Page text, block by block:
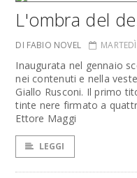
L'ombra del
DI FABIO NOVEL
Inaugurata nel gennaio
nei contenuti e nella
Giallo Rusconi. Il primo
tinte nere firmato a
Ettore Maggi
LEGGI